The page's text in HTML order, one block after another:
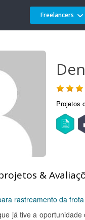
Freelancers
Projetos
&
rastreamento da
já tive a